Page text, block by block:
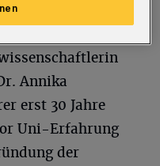
Annika
erst 30 Jahre
Uni-Erfahrung
der